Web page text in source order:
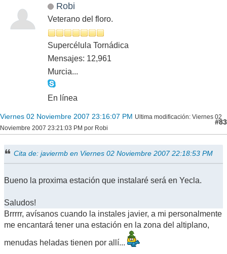
Robi
Veterano del floro.
Supercélula Tornádica
Mensajes: 12,961
Murcia...
En línea
Viernes 02 Noviembre 2007 23:16:07 PM Ultima modificación: Viernes 02
Noviembre 2007 23:21:03 PM por Robi
#83
Cita de: javiermb en Viernes 02 Noviembre 2007 22:18:53 PM
Bueno la proxima estación que instalaré será en Yecla.
Saludos!
Brrrrr, avísanos cuando la instales javier, a mi personalmente
me encantará tener una estación en la zona del altiplano,
menudas heladas tienen por allí...